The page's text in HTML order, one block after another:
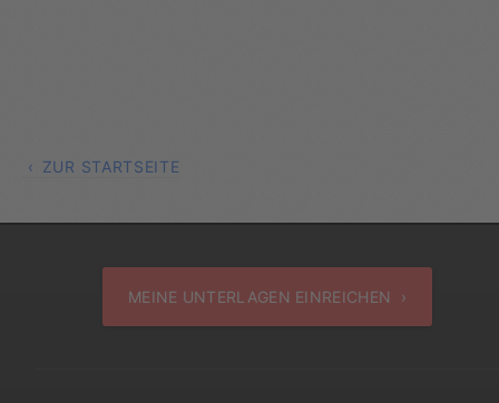
ZUR STARTSEITE
MEINE UNTERLAGEN EINREICHEN ›